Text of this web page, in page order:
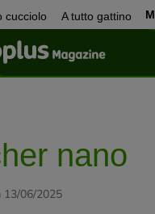
cucciolo A tutto gattino
nano
13/06/2025